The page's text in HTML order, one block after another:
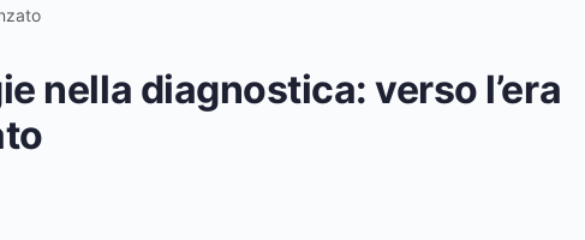
nella diagnostica: verso l’era